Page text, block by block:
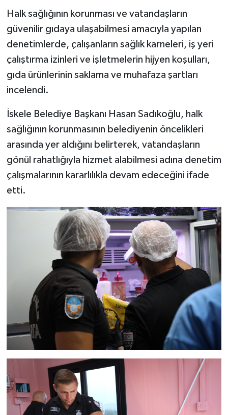
Halk sağlığının korunması ve vatandaşların
güvenilir gıdaya ulaşabilmesi amacıyla yapılan
denetimlerde, çalışanların sağlık karneleri, iş yeri
çalıştırma izinleri ve işletmelerin hijyen koşulları,
gıda ürünlerinin saklama ve muhafaza şartları
incelendi.
İskele Belediye Başkanı Hasan Sadıkoğlu, halk
sağlığının korunmasının belediyenin öncelikleri
arasında yer aldığını belirterek, vatandaşların
gönül rahatlığıyla hizmet alabilmesi adına denetim
çalışmalarının kararlılıkla devam edeceğini ifade
etti.
Nöbetçi Eczaneler
ÖZEL HABER
SAĞLIK
SİYASET
SPOR
TEKNOLOJİ